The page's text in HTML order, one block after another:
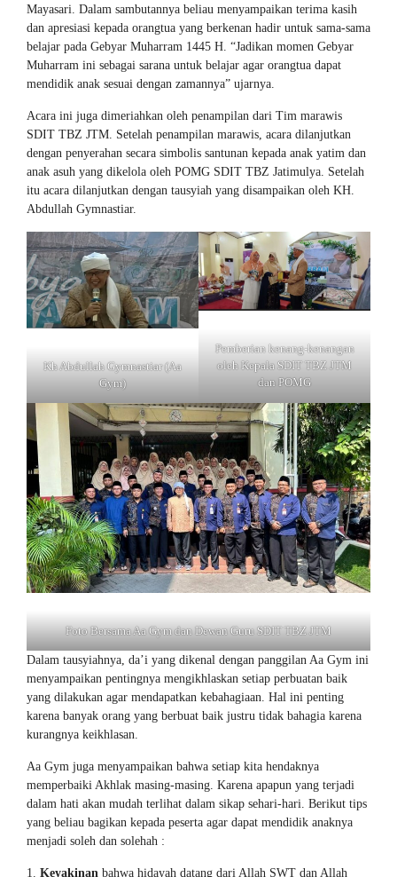
Mayasari. Dalam sambutannya beliau menyampaikan terima kasih
dan apresiasi kepada orangtua yang berkenan hadir untuk sama-sama
belajar pada Gebyar Muharram 1445 H. “Jadikan momen Gebyar
Muharram ini sebagai sarana untuk belajar agar orangtua dapat
mendidik anak sesuai dengan zamannya” ujarnya.
Acara ini juga dimeriahkan oleh penampilan dari Tim marawis
SDIT TBZ JTM. Setelah penampilan marawis, acara dilanjutkan
dengan penyerahan secara simbolis santunan kepada anak yatim dan
anak asuh yang dikelola oleh POMG SDIT TBZ Jatimulya. Setelah
itu acara dilanjutkan dengan tausyiah yang disampaikan oleh KH.
Abdullah Gymnastiar.
Kh Abdullah Gymnastiar (Aa
Gym)
Pemberian kenang-kenangan
oleh Kepala SDIT TBZ JTM
dan POMG
Foto Bersama Aa Gym dan Dewan Guru SDIT TBZ JTM
Dalam tausyiahnya, da’i yang dikenal dengan panggilan Aa Gym ini
menyampaikan pentingnya mengikhlaskan setiap perbuatan baik
yang dilakukan agar mendapatkan kebahagiaan. Hal ini penting
karena banyak orang yang berbuat baik justru tidak bahagia karena
kurangnya keikhlasan.
Aa Gym juga menyampaikan bahwa setiap kita hendaknya
memperbaiki Akhlak masing-masing. Karena apapun yang terjadi
dalam hati akan mudah terlihat dalam sikap sehari-hari. Berikut tips
yang beliau bagikan kepada peserta agar dapat mendidik anaknya
menjadi soleh dan solehah :
Keyakinan bahwa hidayah datang dari Allah SWT dan Allah